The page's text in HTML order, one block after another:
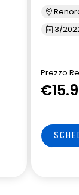
3/
Prezzo